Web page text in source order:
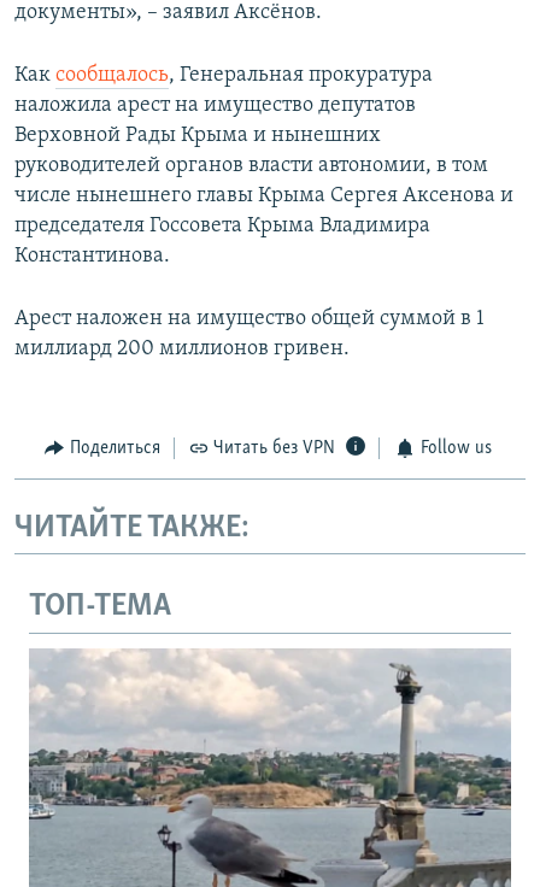
документы», – заявил Аксёнов.
Как сообщалось, Генеральная прокуратура
наложила арест на имущество депутатов
Верховной Рады Крыма и нынешних
руководителей органов власти автономии, в том
числе нынешнего главы Крыма Сергея Аксенова и
председателя Госсовета Крыма Владимира
Константинова.
Арест наложен на имущество общей суммой в 1
миллиард 200 миллионов гривен.
Поделиться Читать без VPN Follow us
ЧИТАЙТЕ ТАКЖЕ:
ТОП-ТЕМА